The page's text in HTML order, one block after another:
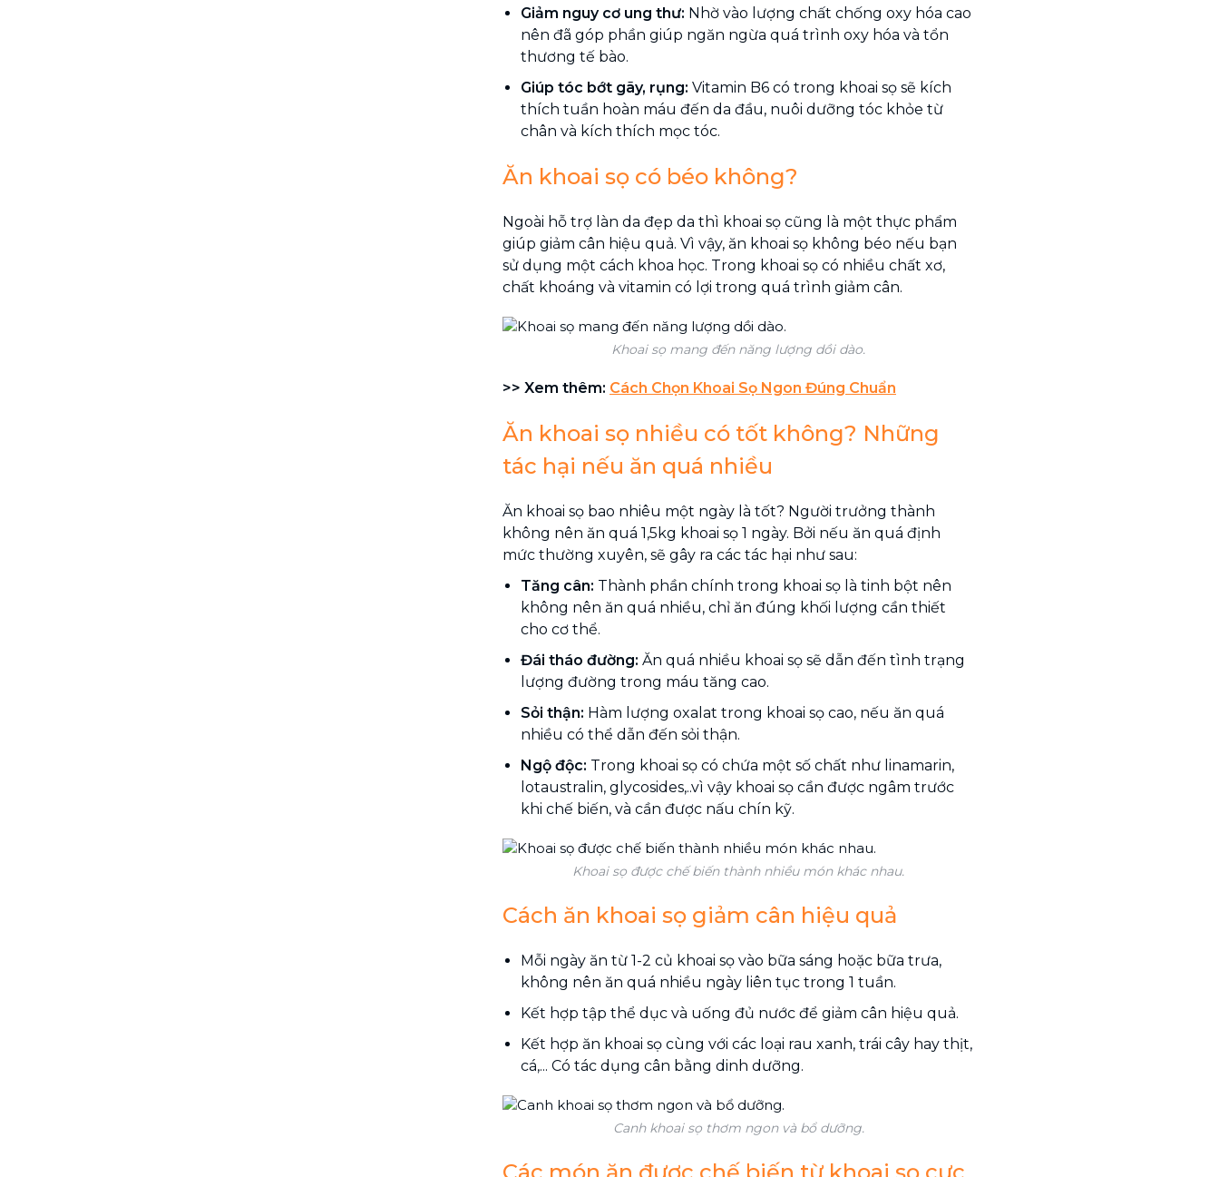
Giảm nguy cơ ung thư: Nhờ vào lượng chất chống oxy hóa cao
nên đã góp phần giúp ngăn ngừa quá trình oxy hóa và tổn
thương tế bào.
Giúp tóc bớt gãy, rụng: Vitamin B6 có trong khoai sọ sẽ kích
thích tuần hoàn máu đến da đầu, nuôi dưỡng tóc khỏe từ
chân và kích thích mọc tóc.
Ăn khoai sọ có béo không?
Ngoài hỗ trợ làn da đẹp da thì khoai sọ cũng là một thực phẩm
giúp giảm cân hiệu quả. Vì vậy, ăn khoai sọ không béo nếu bạn
sử dụng một cách khoa học. Trong khoai sọ có nhiều chất xơ,
chất khoáng và vitamin có lợi trong quá trình giảm cân.
Khoai sọ mang đến năng lượng dồi dào.
>> Xem thêm: Cách Chọn Khoai Sọ Ngon Đúng Chuẩn
Ăn khoai sọ nhiều có tốt không? Những
tác hại nếu ăn quá nhiều
Ăn khoai sọ bao nhiêu một ngày là tốt? Người trưởng thành
không nên ăn quá 1,5kg khoai sọ 1 ngày. Bởi nếu ăn quá định
mức thường xuyên, sẽ gây ra các tác hại như sau:
Tăng cân: Thành phần chính trong khoai sọ là tinh bột nên
không nên ăn quá nhiều, chỉ ăn đúng khối lượng cần thiết
cho cơ thể.
Đái tháo đường: Ăn quá nhiều khoai sọ sẽ dẫn đến tình trạng
lượng đường trong máu tăng cao.
Sỏi thận: Hàm lượng oxalat trong khoai sọ cao, nếu ăn quá
nhiều có thể dẫn đến sỏi thận.
Ngộ độc: Trong khoai sọ có chứa một số chất như linamarin,
lotaustralin, glycosides,..vì vậy khoai sọ cần được ngâm trước
khi chế biến, và cần được nấu chín kỹ.
Khoai sọ được chế biến thành nhiều món khác nhau.
Cách ăn khoai sọ giảm cân hiệu quả
Mỗi ngày ăn từ 1-2 củ khoai sọ vào bữa sáng hoặc bữa trưa,
không nên ăn quá nhiều ngày liên tục trong 1 tuần.
Kết hợp tập thể dục và uống đủ nước để giảm cân hiệu quả.
Kết hợp ăn khoai sọ cùng với các loại rau xanh, trái cây hay thịt,
cá,... Có tác dụng cân bằng dinh dưỡng.
Canh khoai sọ thơm ngon và bổ dưỡng.
Các món ăn được chế biến từ khoai sọ cực